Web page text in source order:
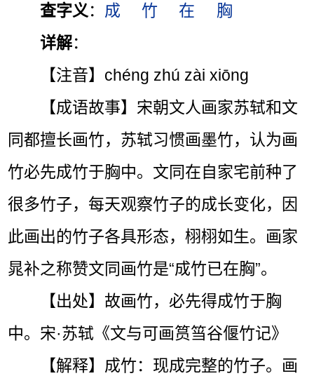
查字义 ： 成 竹 在
胸
详解：
【注音】chéng zhú zài xiōng
【成语故事】宋朝文人画家苏轼和文
同都擅长画竹，苏轼习惯画墨竹，认为画
竹必先成竹于胸中。文同在自家宅前种了
很多竹子，每天观察竹子的成长变化，因
此画出的竹子各具形态，栩栩如生。画家
晁补之称赞文同画竹是“成竹已在胸”。
【出处】故画竹，必先得成竹于胸
中。宋·苏轼《文与可画筼筜谷偃竹记》
【解释】成竹：现成完整的竹子。画